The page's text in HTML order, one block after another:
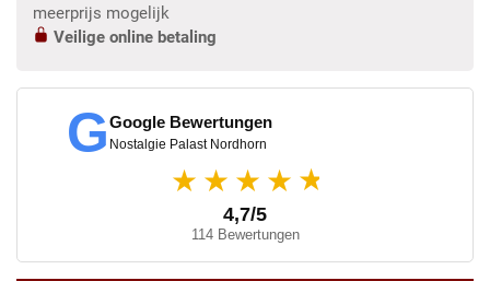
meerprijs mogelijk
Veilige online betaling
GGoogle Bewertungen
Nostalgie Palast Nordhorn
★★★★ ★
4,7/5
114 Bewertungen